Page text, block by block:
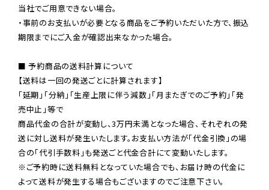
当社でご用意できない場合。
・事前のお支払いが必要となる商品をご予約いただいた方で、振込
期限までにご入金が確認出来なかった場合。
■ 予約商品の送料計算について
【送料は一回の発送ごとに計算されます】
「延期」「分納」「生産上限に伴う減数」「月またぎでのご予約」「発
売中止」等で
商品代金の合計が変動し、3万円未満となった場合、それぞれの発
送に対し送料が発生いたします。お支払い方法が「代金引換」の場
※ご予約時に送料無料となっていた場合でも、お届け時の代金に
よって送料が発生する場合もございますのでご注意下さい。